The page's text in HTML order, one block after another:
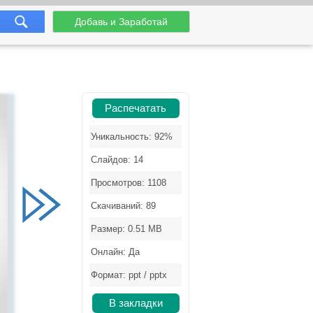
Добавь и Заработай
Распечатать
Уникальность: 92%
Слайдов: 14
Просмотров: 1108
Скачиваний: 89
Размер: 0.51 MB
Онлайн: Да
Формат: ppt / pptx
В закладки